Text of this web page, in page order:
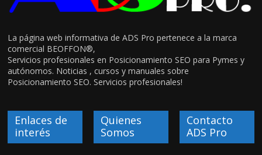
La página web informativa de ADS Pro pertenece a la marca
comercial BEOFFON®,
Servicios profesionales en Posicionamiento SEO para Pymes y
autónomos. Noticias , cursos y manuales sobre
Posicionamiento SEO. Servicios profesionales!
Enlaces de
interés
Quienes
Somos
Contacto
ADS Pro